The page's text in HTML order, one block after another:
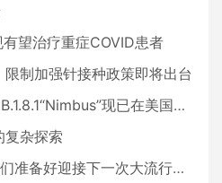
望治疗重症COVID患者
制加强针接种政策即将出台
现已在美国占据主导地位
复杂探索
备好迎接下一次大流行了吗？